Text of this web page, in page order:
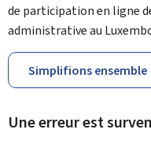
de participation en ligne
administrative au
Simplifions ensemble
Une erreur est